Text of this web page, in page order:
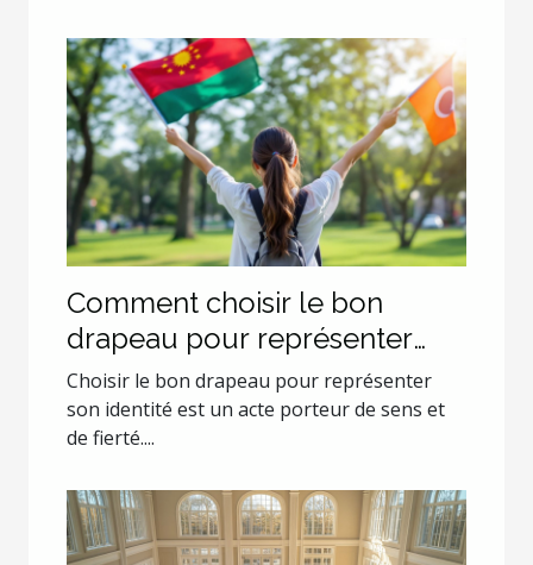
Comment choisir le bon
drapeau pour représenter
son identité?
Choisir le bon drapeau pour représenter
son identité est un acte porteur de sens et
de fierté....